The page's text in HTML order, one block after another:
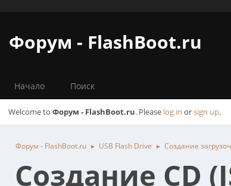
Форум - FlashBoot.ru
Начало Поиск
Welcome to Форум - FlashBoot.ru. Please log in orsign up.
Форум - FlashBoot.ru ► USB Flash Drive ► Создание
Создание CD